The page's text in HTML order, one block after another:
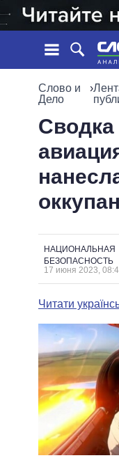
ЛЕНТА
СОБЫТИЯ
СТАТЬИ
МНЕНИЯ
ОБЗОРЫ
ВСЕ
ПРЕЗИДЕНТ
ГЛАВЫ
МЭРЫ
ВСЕ
Слово и
Дело
›
НАЦИОНАЛЬНАЯ
БЕЗОПАСНОСТЬ
17 июня 2023,
Читати